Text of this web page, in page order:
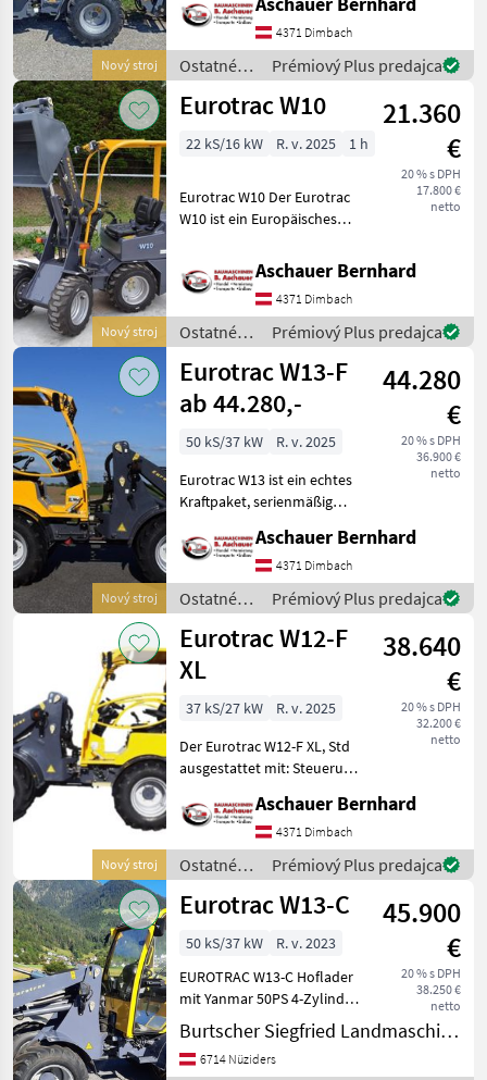
Nový stroj
Baureihe. Aufgrund seiner
kompakten Bauweise ist
der Eurotrac W11 Hoflader
für den Einsat
4371 Dimbach
Ostatné
poľnohospodárske
silové
Eurotrac
Prémiový Plus predajca
Nový stroj
Eurotrac W10
21.360
€
20 % s DPH
17.800 €
netto
22 kS/16 kW R. v. 2025 1 h
Eurotrac W10 Der Eurotrac
W10 ist ein Europäisches
seiner Baureihe. Aufgrund
seiner kompakten
Bauweise ist der Eurotrac
W10 Hoflader für
Aschauer Bernhard
4371 Dimbach
Ostatné
poľnohospodárske
silové
stroje /
Eurotrac
Prémiový Plus predajca
Nový stroj
Eurotrac W13-F
ab 44.280,-
44.280
€
20 % s DPH
36.900 €
netto
50 kS/37 kW
R. v. 2025
Eurotrac W13 ist ein echtes
Kraftpaket, serienmäßig
Stufe-V Zusätzliche hydr.
Funktion am Joystick Hydr.
Schnellwechsler
Hydrostatisch m
Aschauer Bernhard
4371 Dimbach
Ostatné
poľnohospodárske
silové
stroje /
Eurotrac
Prémiový Plus predajca
Nový stroj
Eurotrac W12-F
XL
38.640
€
20 % s DPH
32.200 €
netto
37 kS/27 kW
R. v. 2025
Der Eurotrac W12-F XL, Std
ausgestattet mit: Steuerung
Funktion am Joystick Hydr.
Schneller Wechsel
Hydrostat mit 2
Fahrgeschwindigkeit
Aschauer Bernhard
4371 Dimbach
Ostatné
poľnohospodárske
silové
Eurotrac
Prémiový Plus predajca
Eurotrac W13-C
45.900
€
20 % s DPH
38.250 €
netto
50 kS/37 kW
R. v. 2023
EUROTRAC W13-C Hoflader
mit Yanmar 50PS 4-Zylinder
Dieselmotor, Bondioli-
Pavesi Fahrhydraulik,
EURO-
Burtscher Siegfried Landmaschinen
6714 Nüziders